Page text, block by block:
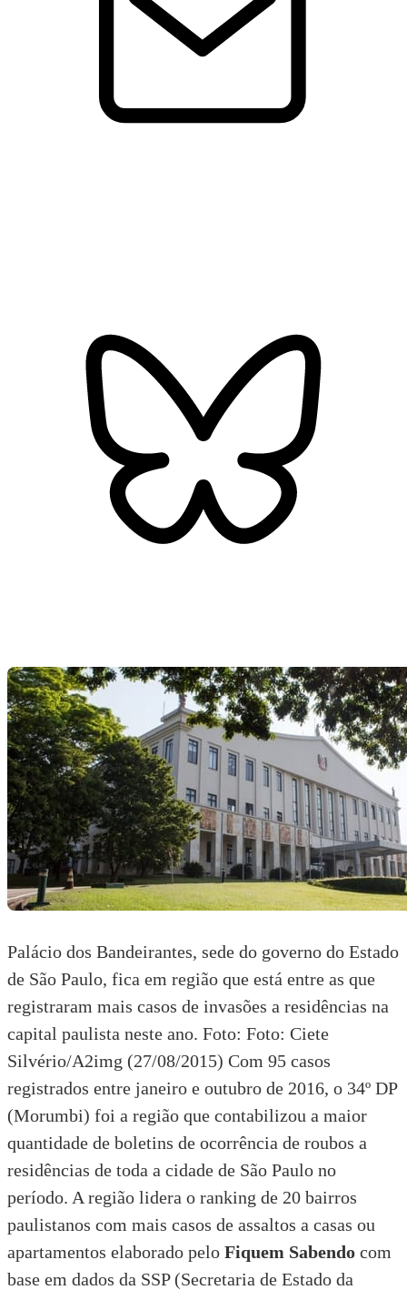
Palácio dos Bandeirantes, sede do governo do Estado
de São Paulo, fica em região que está entre as que
registraram mais casos de invasões a residências na
capital paulista neste ano. Foto: Foto: Ciete
Silvério/A2img (27/08/2015) Com 95 casos
registrados entre janeiro e outubro de 2016, o 34º DP
(Morumbi) foi a região que contabilizou a maior
quantidade de boletins de ocorrência de roubos a
residências de toda a cidade de São Paulo no
período. A região lidera o ranking de 20 bairros
paulistanos com mais casos de assaltos a casas ou
apartamentos elaborado pelo Fiquem Sabendo com
base em dados da SSP (Secretaria de Estado da